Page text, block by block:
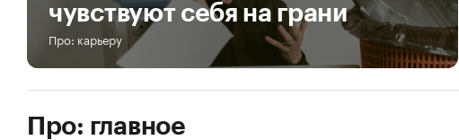
чувствуют себя на грани
Про: карьеру
Про: главное